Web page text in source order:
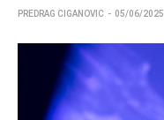
PREDRAG CIGANOVIC 05/06/2025